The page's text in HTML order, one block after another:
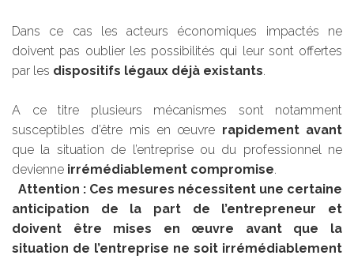
Dans ce cas les acteurs économiques impactés ne
doivent pas oublier les possibilités qui leur sont offertes
par les dispositifs légaux déjà existants.
A ce titre plusieurs mécanismes sont notamment
susceptibles d’être mis en œuvre rapidement avant
que la situation de l’entreprise ou du professionnel ne
devienne irrémédiablement compromise.
Attention : Ces mesures nécessitent une certaine
anticipation de la part de l’entrepreneur et
doivent être mises en œuvre avant que la
situation de l’entreprise ne soit irrémédiablement